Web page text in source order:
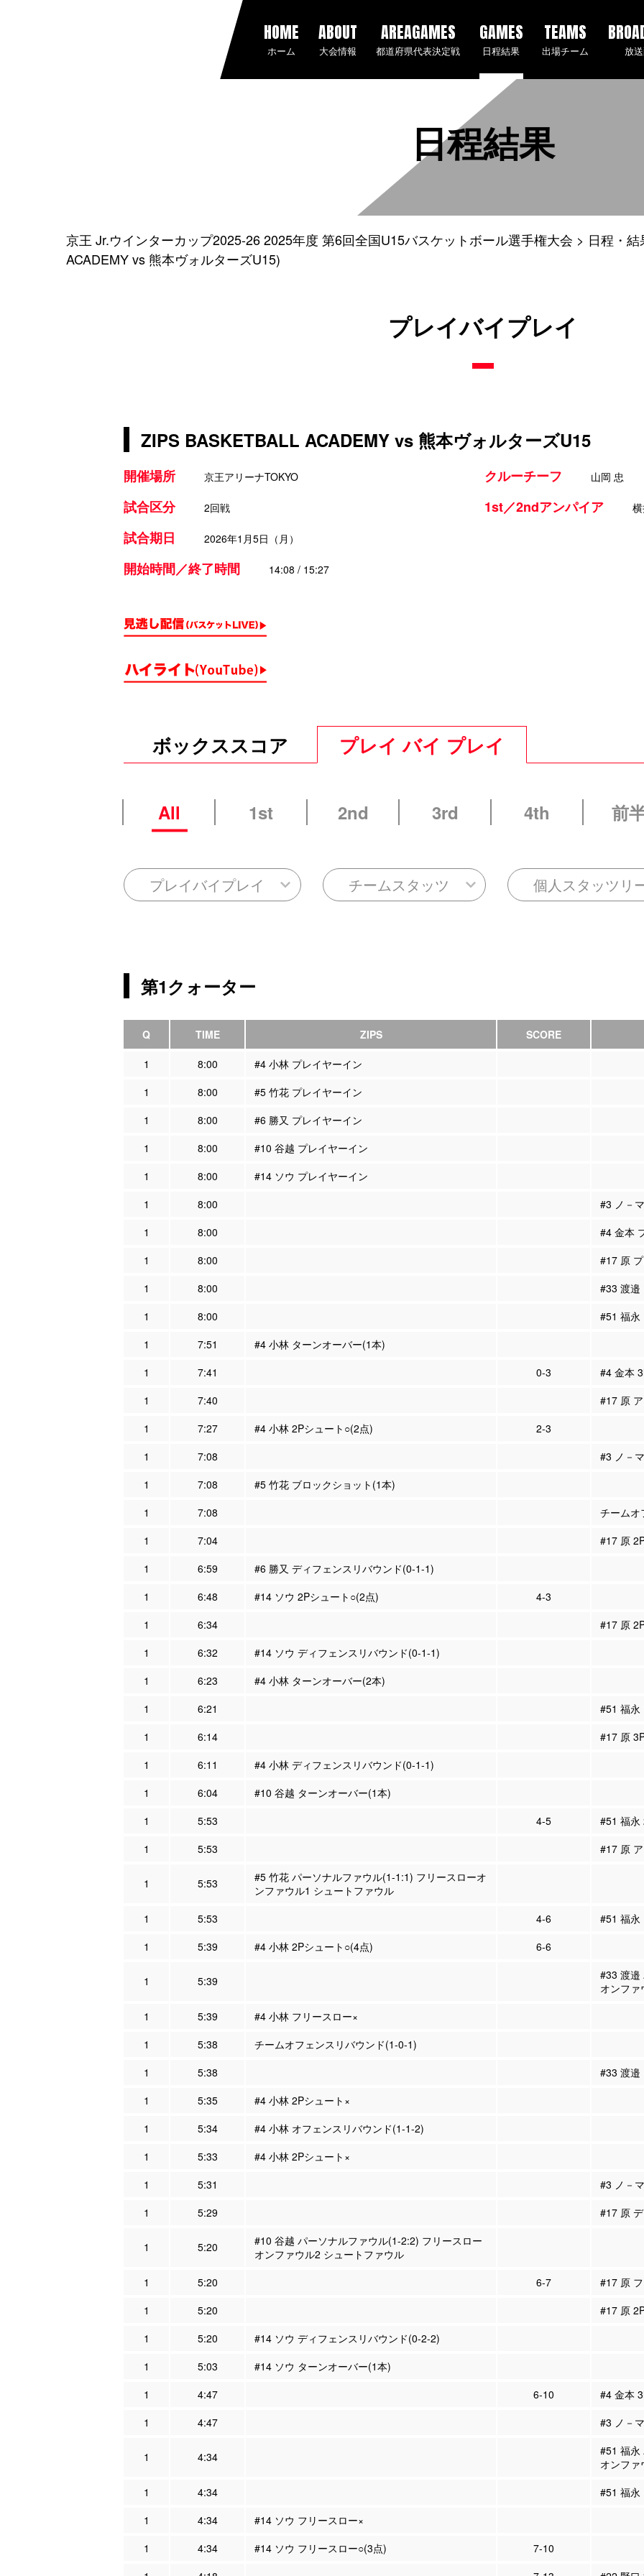
HOME
ホーム
ABOUT
大会情報
AREAGAMES
都道府県代表決定戦
GAMES
日程結果
TEAMS
出場チーム 放
日程結果
京王 Jr.ウインターカップ2025-26 2025年度 第6回全国U15バスケットボール選手権大会 日程・結
ACADEMY vs 熊本ヴォルターズU15)
プレイバイプレイ
ZIPS BASKETBALL ACADEMY vs 熊本ヴォルターズU15
開催場所 京王アリーナTOKYO
試合区分 2回戦
試合期日 2026年1月5日（月）
開始時間／終了時間 14:08 / 15:27
クルーチーフ 山岡 忠
1st／2ndアンパイア
ボックススコア プレイ バイ プレイ
All 1st 2nd 3rd 4th 前
プレイバイプレイ チームスタッツ 個人スタッツリ
第1クォーター
Q TIME ZIPS SCORE
1 8:00
#4 小林 プレイヤーイン
1
8:00
#5 竹花 プレイヤーイン
1
8:00
#6 勝又 プレイヤーイン
1
8:00
#10 谷越 プレイヤーイン
1
8:00
#14 ソウ プレイヤーイン
1
8:00
#3 ノ－
1
8:00
#4 金本
1
8:00
#17 原
1
8:00
#33 渡邉
1
8:00
#51 福永
1
7:51
#4 小林 ターンオーバー(1本)
1
7:41 0-3
#4 金本
1
7:40
#17 原
1
7:27 #4 小林 2Pシュート○(2点)
2-3
1
7:08
#3 ノ－
1
7:08
#5 竹花 ブロックショット(1本)
1
7:08
チームオ
1
7:04
#17 原
1
6:59
#6 勝又 ディフェンスリバウンド(0-1-1)
1
6:48 #14 ソウ 2Pシュート○(2点)
4-3
1
6:34
#17 原
1
6:32
#14 ソウ ディフェンスリバウンド(0-1-1)
1
6:23
#4 小林 ターンオーバー(2本)
1
6:21
#51 福永
1
6:14
#17 原
1
6:11
#4 小林 ディフェンスリバウンド(0-1-1)
1
6:04
#10 谷越 ターンオーバー(1本)
1
5:53 4-5
#51 福永
1
5:53 #17 原
1 5:53
#5 竹花 パーソナルファウル(1-1:1) フリースローオ
ンファウル1 シュートファウル
1
5:53 4-6
#51 福永
1
5:39 #4 小林 2Pシュート○(4点) 6-6
1 5:39
#33 渡邉
オンフ
1
5:39
#4 小林 フリースロー×
1
5:38
チームオフェンスリバウンド(1-0-1)
1
5:38
#33 渡
1
5:35
#4 小林 2Pシュート×
1
5:34
#4 小林 オフェンスリバウンド(1-1-2)
1
5:33
#4 小林 2Pシュート×
1
5:31
#3 ノ－
1
5:29 #17 原
1 5:20
#10 谷越 パーソナルファウル(1-2:2) フリースロー
オンファウル2 シュートファウル
1
5:20 6-7
#17 原
1
5:20
#17 原
1
5:20
#14 ソウ ディフェンスリバウンド(0-2-2)
1
5:03
#14 ソウ ターンオーバー(1本)
1
4:47 6-10
#4 金本
1
4:47 #3 ノ－
1 4:34
#51 福永
オンフ
1
4:34
#51 福
1
4:34
#14 ソウ フリースロー×
1
4:34 #14 ソウ フリースロー○(3点)
7-10